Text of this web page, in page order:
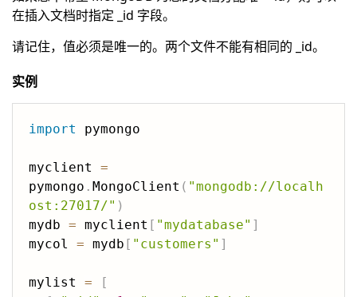
在插入文档时指定 _id 字段。
请记住，值必须是唯一的。两个文件不能有相同的 _id。
实例
import pymongo
myclient =
pymongo . MongoClient ( "mongodb://localh
ost:27017/" )
mydb = myclient [ "mydatabase" ]
mycol = mydb [ "customers" ]
mylist =
[